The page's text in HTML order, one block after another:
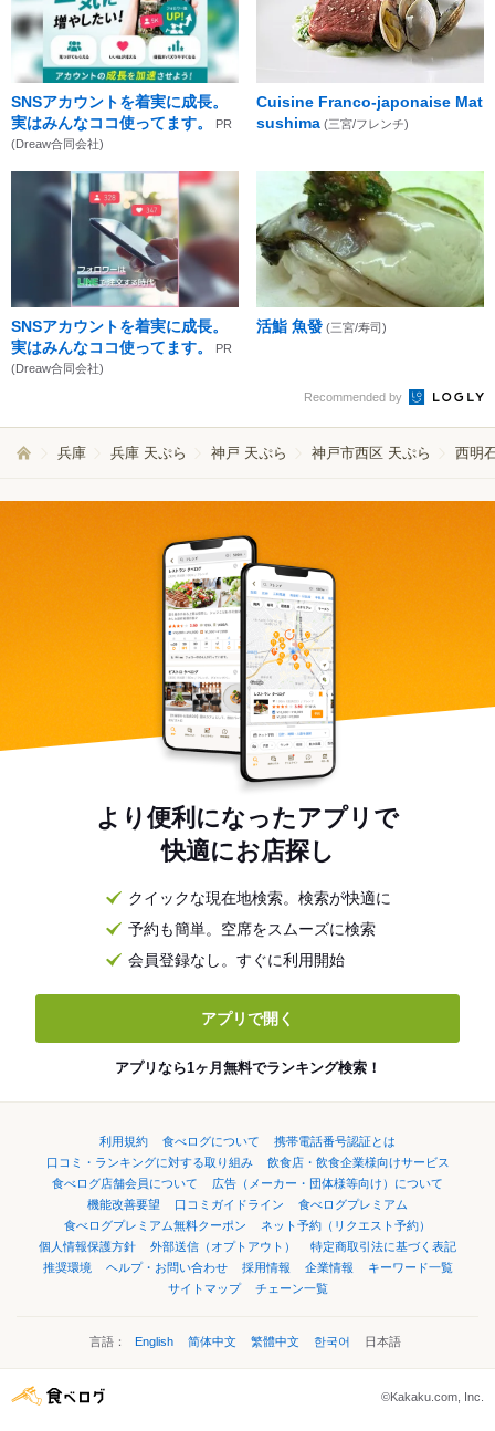
SNSアカウントを着実に成長。
実はみんなココ使ってます。
PR
(Dreaw合同会社)
Cuisine Franco-japonaise Mat
sushima (三宮/フレンチ)
SNSアカウントを着実に成長。
実はみんなココ使ってます。
PR
(Dreaw合同会社)
活鮨 魚發 (三宮/寿司)
Recommended by
兵庫 兵庫 天ぷら 神戸 天ぷら 神戸市西区 天ぷら 西明
より便利になったアプリで
快適にお店探し
クイックな現在地検索。検索が快適に
予約も簡単。空席をスムーズに検索
会員登録なし。すぐに利用開始
アプリで開く
アプリなら1ヶ月無料でランキング検索！
利用規約 食べログについて
携帯電話番号認証とは
口コミ・ランキングに対する取り組み
飲食店・飲食企業様向けサービス
食べログ店舗会員について
広告（メーカー・団体様等向け）について
機能改善要望
口コミガイドライン
食べログプレミアム
食べログプレミアム無料クーポン
ネット予約（リクエスト予約）
個人情報保護方針
外部送信（オプトアウト）
特定商取引法に基づく表記
推奨環境
ヘルプ・お問い合わせ 採用情報 企業情報
キーワード一覧
サイトマップ
チェーン一覧
言語： English 简体中文 繁體中文 한국어 日本語
©Kakaku.com, Inc.